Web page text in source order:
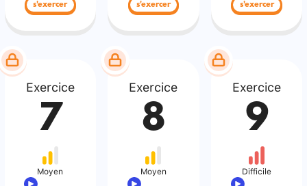
s'exercer s'exercer s'exercer
Exercice
7
Moyen
Exercice
8
Moyen
Exercice
9
Difficile